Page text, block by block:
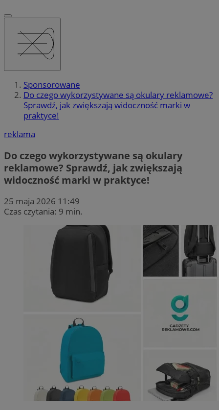
Sponsorowane
Do czego wykorzystywane są okulary reklamowe?
Sprawdź, jak zwiększają widoczność marki w
praktyce!
reklama
Do czego wykorzystywane są okulary
reklamowe? Sprawdź, jak zwiększają
widoczność marki w praktyce!
25 maja 2026 11:49
Czas czytania: 9 min.